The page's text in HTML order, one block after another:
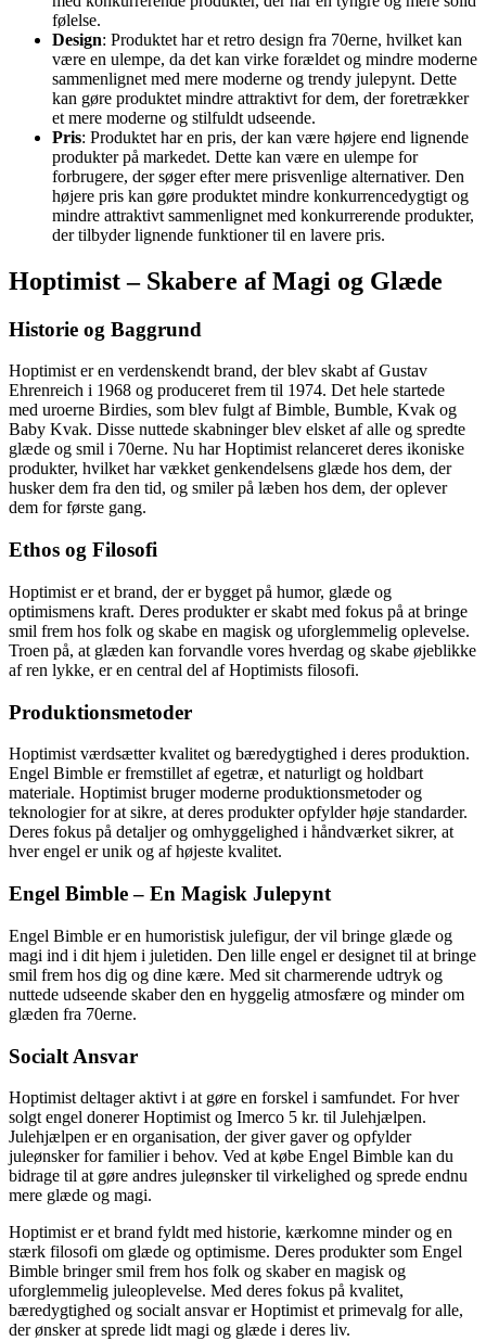
følelse.
Design: Produktet har et retro design fra 70erne, hvilket kan
være en ulempe, da det kan virke forældet og mindre moderne
sammenlignet med mere moderne og trendy julepynt. Dette
kan gøre produktet mindre attraktivt for dem, der foretrækker
et mere moderne og stilfuldt udseende.
Pris: Produktet har en pris, der kan være højere end lignende
produkter på markedet. Dette kan være en ulempe for
forbrugere, der søger efter mere prisvenlige alternativer. Den
højere pris kan gøre produktet mindre konkurrencedygtigt og
mindre attraktivt sammenlignet med konkurrerende produkter,
der tilbyder lignende funktioner til en lavere pris.
Hoptimist – Skabere af Magi og Glæde
Historie og Baggrund
Hoptimist er en verdenskendt brand, der blev skabt af Gustav
Ehrenreich i 1968 og produceret frem til 1974. Det hele startede
med uroerne Birdies, som blev fulgt af Bimble, Bumble, Kvak og
Baby Kvak. Disse nuttede skabninger blev elsket af alle og spredte
glæde og smil i 70erne. Nu har Hoptimist relanceret deres ikoniske
produkter, hvilket har vækket genkendelsens glæde hos dem, der
husker dem fra den tid, og smiler på læben hos dem, der oplever
dem for første gang.
Ethos og Filosofi
Hoptimist er et brand, der er bygget på humor, glæde og
optimismens kraft. Deres produkter er skabt med fokus på at bringe
smil frem hos folk og skabe en magisk og uforglemmelig oplevelse.
Troen på, at glæden kan forvandle vores hverdag og skabe øjeblikke
af ren lykke, er en central del af Hoptimists filosofi.
Produktionsmetoder
Hoptimist værdsætter kvalitet og bæredygtighed i deres produktion.
Engel Bimble er fremstillet af egetræ, et naturligt og holdbart
materiale. Hoptimist bruger moderne produktionsmetoder og
teknologier for at sikre, at deres produkter opfylder høje standarder.
Deres fokus på detaljer og omhyggelighed i håndværket sikrer, at
hver engel er unik og af højeste kvalitet.
Engel Bimble – En Magisk Julepynt
Engel Bimble er en humoristisk julefigur, der vil bringe glæde og
magi ind i dit hjem i juletiden. Den lille engel er designet til at bringe
smil frem hos dig og dine kære. Med sit charmerende udtryk og
nuttede udseende skaber den en hyggelig atmosfære og minder om
glæden fra 70erne.
Socialt Ansvar
Hoptimist deltager aktivt i at gøre en forskel i samfundet. For hver
solgt engel donerer Hoptimist og Imerco 5 kr. til Julehjælpen.
Julehjælpen er en organisation, der giver gaver og opfylder
juleønsker for familier i behov. Ved at købe Engel Bimble kan du
bidrage til at gøre andres juleønsker til virkelighed og sprede endnu
mere glæde og magi.
Hoptimist er et brand fyldt med historie, kærkomne minder og en
stærk filosofi om glæde og optimisme. Deres produkter som Engel
Bimble bringer smil frem hos folk og skaber en magisk og
uforglemmelig juleoplevelse. Med deres fokus på kvalitet,
bæredygtighed og socialt ansvar er Hoptimist et primevalg for alle,
der ønsker at sprede lidt magi og glæde i deres liv.